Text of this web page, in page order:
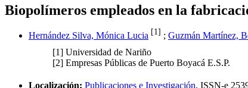
Biopolímeros empleados en la
Hernández Silva, Mónica Lucia [1] ; Guzmán Martínez,
[1] Universidad de Nariño
[2] Empresas Públicas de Puerto Boyacá E.S.P.
Localización: Publicaciones e Investigación, ISSN-e